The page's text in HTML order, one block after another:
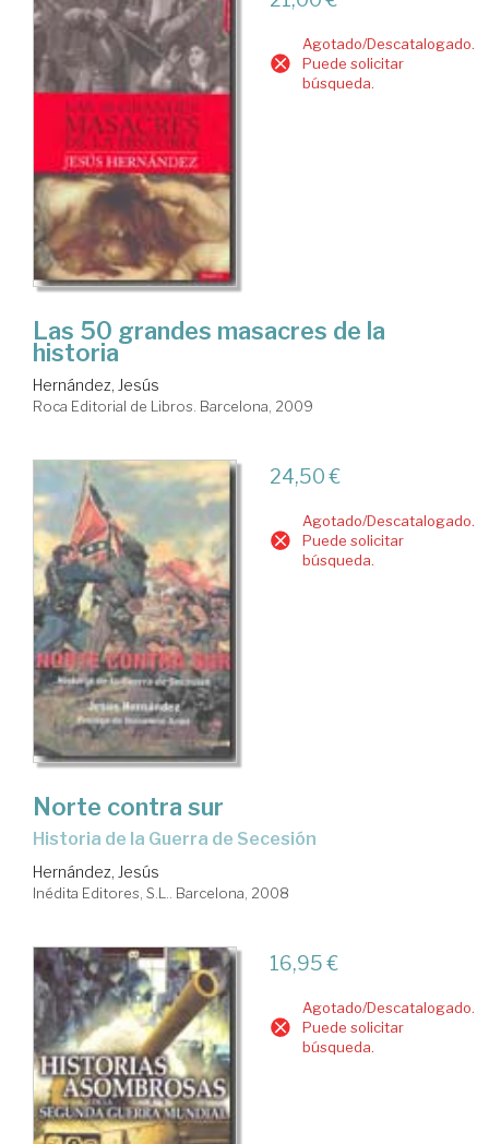
Agotado/Descatalogado.
Puede solicitar
búsqueda.
Las 50 grandes masacres de la
historia
Hernández, Jesús
Roca Editorial de Libros. Barcelona, 2009
24,50 €
Agotado/Descatalogado.
Puede solicitar
búsqueda.
Norte contra sur
historia de la Guerra de Secesión
Hernández, Jesús
Inédita Editores, S.L.. Barcelona, 2008
16,95 €
Agotado/Descatalogado.
Puede solicitar
búsqueda.